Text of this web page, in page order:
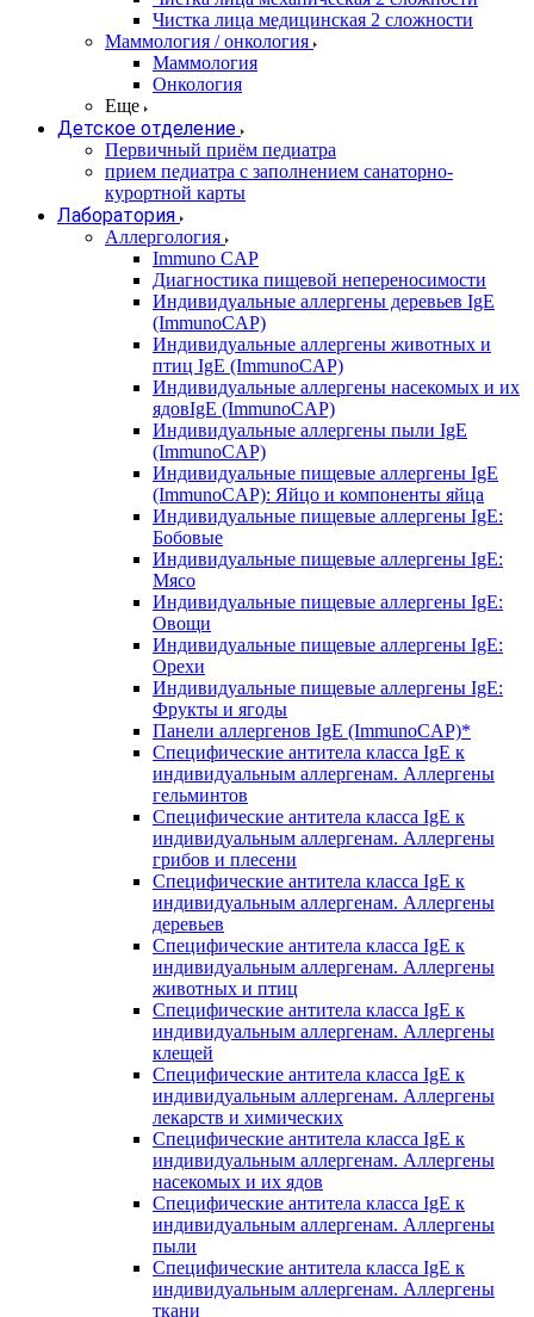
Чистка лица медицинская 2 сложности
Маммология / онкология
Маммология
Онкология
Еще
Детское отделение
Первичный приём педиатра
прием педиатра с заполнением санаторно-
курортной карты
Лаборатория
Аллергология
Immuno CAP
Диагностика пищевой непереносимости
Индивидуальные аллергены деревьев IgE
(ImmunoCAP)
Индивидуальные аллергены животных и
птиц IgE (ImmunoCAP)
Индивидуальные аллергены насекомых и их
ядовIgE (ImmunoCAP)
Индивидуальные аллергены пыли IgE
(ImmunoCAP)
Индивидуальные пищевые аллергены IgE
(ImmunoCAP): Яйцо и компоненты яйца
Индивидуальные пищевые аллергены IgE:
Бобовые
Индивидуальные пищевые аллергены IgE:
Мясо
Индивидуальные пищевые аллергены IgE:
Овощи
Индивидуальные пищевые аллергены IgE:
Орехи
Индивидуальные пищевые аллергены IgE:
Фрукты и ягоды
Панели аллергенов IgE (ImmunoCAP)*
Специфические антитела класса IgE к
индивидуальным аллергенам. Аллергены
гельминтов
Специфические антитела класса IgE к
индивидуальным аллергенам. Аллергены
грибов и плесени
Специфические антитела класса IgE к
индивидуальным аллергенам. Аллергены
деревьев
Специфические антитела класса IgE к
индивидуальным аллергенам. Аллергены
животных и птиц
Специфические антитела класса IgE к
индивидуальным аллергенам. Аллергены
клещей
Специфические антитела класса IgE к
индивидуальным аллергенам. Аллергены
лекарств и химических
Специфические антитела класса IgE к
индивидуальным аллергенам. Аллергены
насекомых и их ядов
Специфические антитела класса IgE к
индивидуальным аллергенам. Аллергены
пыли
Специфические антитела класса IgE к
индивидуальным аллергенам. Аллергены
ткани